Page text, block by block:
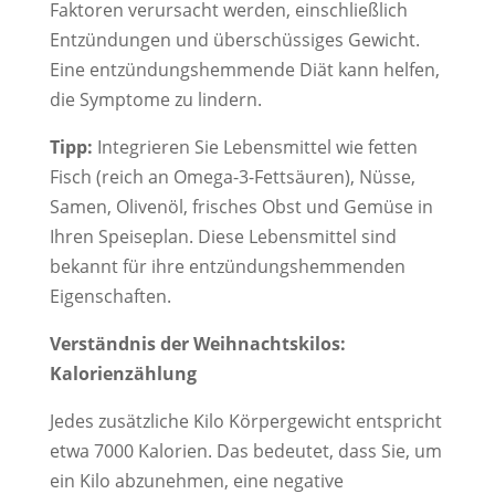
Faktoren verursacht werden, einschließlich
Entzündungen und überschüssiges Gewicht.
Eine entzündungshemmende Diät kann helfen,
die Symptome zu lindern.
Tipp: Integrieren Sie Lebensmittel wie fetten
Fisch (reich an Omega-3-Fettsäuren), Nüsse,
Samen, Olivenöl, frisches Obst und Gemüse in
Ihren Speiseplan. Diese Lebensmittel sind
bekannt für ihre entzündungshemmenden
Eigenschaften.
Verständnis der Weihnachtskilos:
Kalorienzählung
Jedes zusätzliche Kilo Körpergewicht entspricht
etwa 7000 Kalorien. Das bedeutet, dass Sie, um
ein Kilo abzunehmen, eine negative